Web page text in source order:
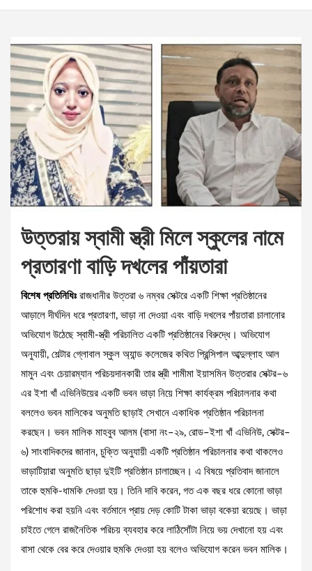
উত্তরায় স্বামী স্ত্রী মিলে স্কুলের নামে
প্রতারণা বাড়ি দখলের পাঁয়তারা
বিশেষ প্রতিনিধিঃ রাজধানীর উত্তরা ৬ নম্বর সেক্টরে একটি শিক্ষা প্রতিষ্ঠানের
আড়ালে দীর্ঘদিন ধরে প্রতারণা, ভাড়া না দেওয়া এবং বাড়ি দখলের পাঁয়তারা চালানোর
অভিযোগ উঠেছে স্বামী-স্ত্রী পরিচালিত একটি প্রতিষ্ঠানের বিরুদ্ধে। অভিযোগ
অনুযায়ী, শেল্টার গ্লোবাল স্কুল অ্যান্ড কলেজের কথিত প্রিন্সিপাল আব্দুল্লাহ আল
মামুন এবং চেয়ারম্যান পরিচয়দানকারী তার স্ত্রী শামীমা ইয়াসমিন উত্তরার সেক্টর–৬
এর ইশা খাঁ এভিনিউয়ের একটি ভবন ভাড়া নিয়ে শিক্ষা কার্যক্রম পরিচালনার কথা
বললেও ভবন মালিকের অনুমতি ছাড়াই সেখানে একাধিক প্রতিষ্ঠান পরিচালনা
করছেন। ভবন মালিক মাহবুব আলম (বাসা নং–২৯, রোড–ইশা খাঁ এভিনিউ, সেক্টর–
৬) সাংবাদিকদের জানান, চুক্তি অনুযায়ী একটি প্রতিষ্ঠান পরিচালনার কথা থাকলেও
ভাড়াটিয়ারা অনুমতি ছাড়া দুইটি প্রতিষ্ঠান চালাচ্ছেন। এ বিষয়ে প্রতিবাদ জানালে
তাকে হুমকি-ধামকি দেওয়া হয়। তিনি দাবি করেন, গত এক বছর ধরে কোনো ভাড়া
পরিশোধ করা হয়নি এবং বর্তমানে প্রায় দেড় কোটি টাকা ভাড়া বকেয়া রয়েছে। ভাড়া
চাইতে গেলে রাজনৈতিক পরিচয় ব্যবহার করে লাঠিসোঁটা নিয়ে ভয় দেখানো হয় এবং
বাসা থেকে বের করে দেওয়ার হুমকি দেওয়া হয় বলেও অভিযোগ করেন ভবন মালিক।